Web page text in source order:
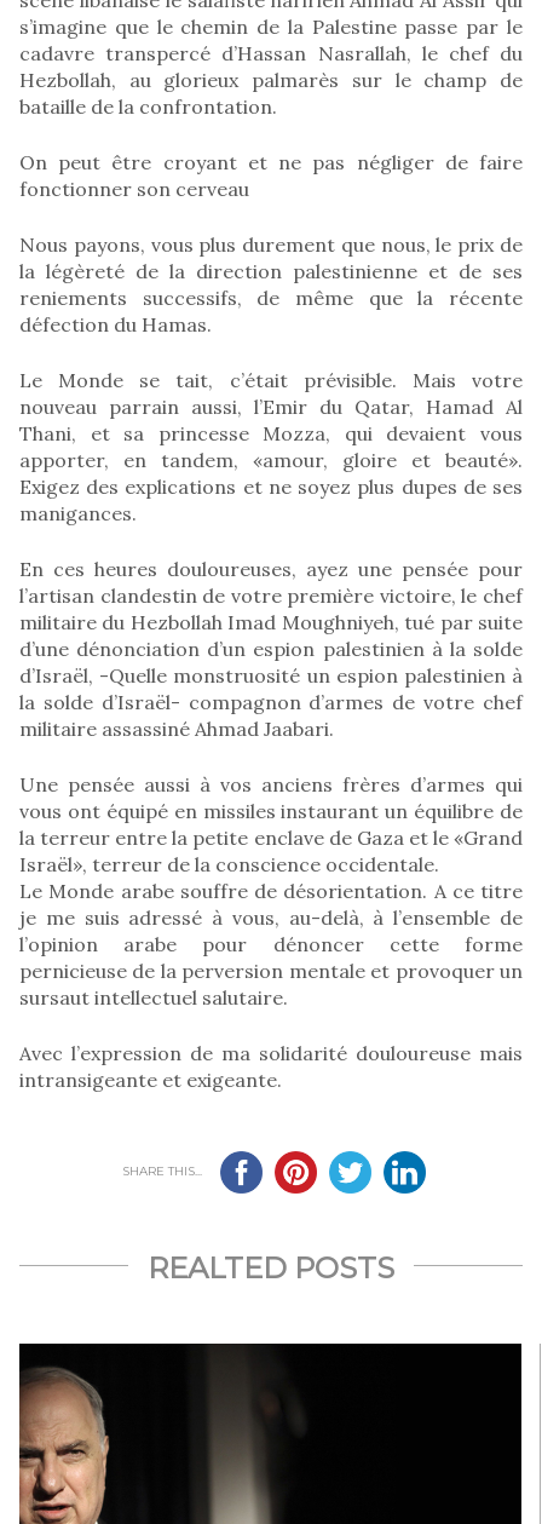
s’imagine que le chemin de la Palestine passe par le
cadavre transpercé d’Hassan Nasrallah, le chef du
Hezbollah, au glorieux palmarès sur le champ de
bataille de la confrontation.
On peut être croyant et ne pas négliger de faire
fonctionner son cerveau
Nous payons, vous plus durement que nous, le prix de
la légèreté de la direction palestinienne et de ses
reniements successifs, de même que la récente
défection du Hamas.
Le Monde se tait, c’était prévisible. Mais votre
nouveau parrain aussi, l’Emir du Qatar, Hamad Al
Thani, et sa princesse Mozza, qui devaient vous
apporter, en tandem, «amour, gloire et beauté».
Exigez des explications et ne soyez plus dupes de ses
manigances.
En ces heures douloureuses, ayez une pensée pour
l’artisan clandestin de votre première victoire, le chef
militaire du Hezbollah Imad Moughniyeh, tué par suite
d’une dénonciation d’un espion palestinien à la solde
d’Israël, -Quelle monstruosité un espion palestinien à
la solde d’Israël- compagnon d’armes de votre chef
militaire assassiné Ahmad Jaabari.
Une pensée aussi à vos anciens frères d’armes qui
vous ont équipé en missiles instaurant un équilibre de
la terreur entre la petite enclave de Gaza et le «Grand
Israël», terreur de la conscience occidentale.
Le Monde arabe souffre de désorientation. A ce titre
je me suis adressé à vous, au-delà, à l’ensemble de
l’opinion arabe pour dénoncer cette forme
pernicieuse de la perversion mentale et provoquer un
sursaut intellectuel salutaire.
Avec l’expression de ma solidarité douloureuse mais
intransigeante et exigeante.
SHARE THIS...
REALTED POSTS